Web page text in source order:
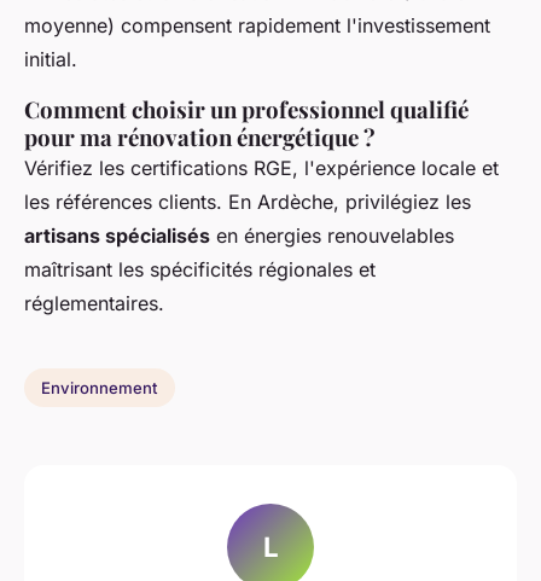
moyenne) compensent rapidement l'investissement
initial.
Comment choisir un professionnel qualifié
pour ma rénovation énergétique ?
Vérifiez les certifications RGE, l'expérience locale et
les références clients. En Ardèche, privilégiez les
artisans spécialisés en énergies renouvelables
maîtrisant les spécificités régionales et
réglementaires.
Environnement
L